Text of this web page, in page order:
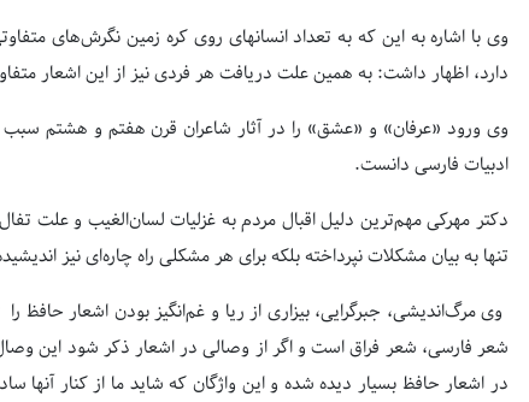
وی با اشاره به این که به تعداد انسانهای روی کره زمین نگرش‌های
دارد، اظهار داشت: به همین علت دریافت هر فردی نیز از این اشعار
وی ورود «عرفان» و «عشق» را در آثار شاعران قرن هفتم و هشتم
ادبیات فارسی دانست.
دکتر مهرکی مهم‌ترین دلیل اقبال مردم به غزلیات لسان‌الغیب و علت
تنها به بیان مشکلات نپرداخته بلکه برای هر مشکلی راه چاره‌ای نیز
شعر فارسی، شعر فراق است و اگر از وصالی در اشعار ذکر شود این
در اشعار حافظ بسیار دیده شده و این واژگان که شاید ما از کنار